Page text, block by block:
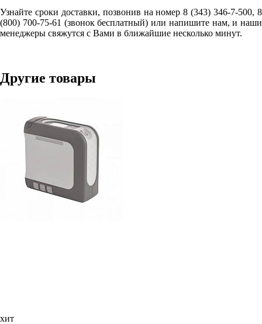
Узнайте сроки доставки, позвонив на номер 8 (343) 346-7-500, 8
(800) 700-75-61 (звонок бесплатный) или напишите нам, и наши
менеджеры свяжутся с Вами в ближайшие несколько минут.
Другие товары
хит